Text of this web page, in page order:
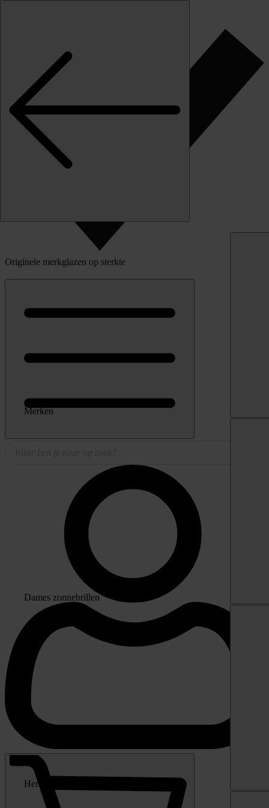
Klantbeoordeling
Originele merkglazen op sterkte
Merken
Dames zonnebrillen
Heren zonnebrillen